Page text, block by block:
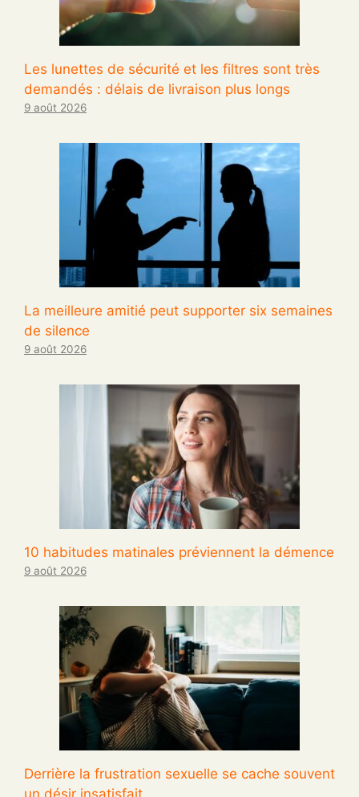
Les lunettes de sécurité et les filtres sont très
demandés : délais de livraison plus longs
9 août 2026
La meilleure amitié peut supporter six semaines
de silence
9 août 2026
10 habitudes matinales préviennent la démence
9 août 2026
Derrière la frustration sexuelle se cache souvent
un désir insatisfait